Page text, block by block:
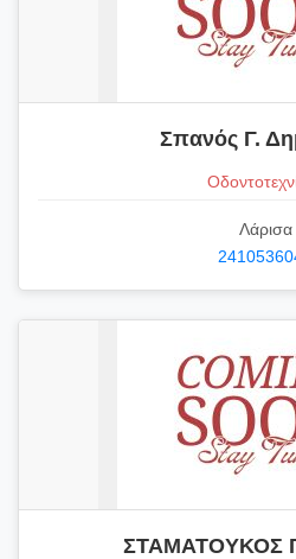
Σπανός Γ.
Λάρισα
ΣΤΑΜΑΤΟΥΚΟΣ